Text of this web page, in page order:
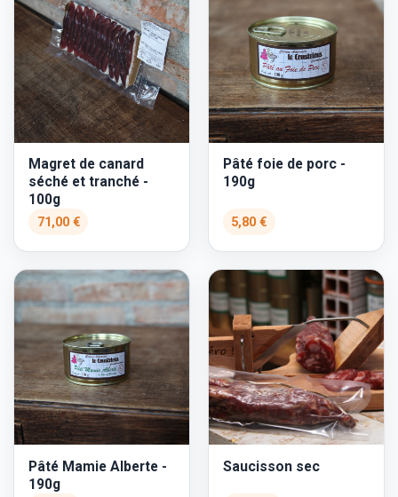
Magret de canard
séché et tranché -
100g
71,00 €
Pâté foie de porc -
190g
5,80 €
Pâté Mamie Alberte -
190g
Saucisson sec